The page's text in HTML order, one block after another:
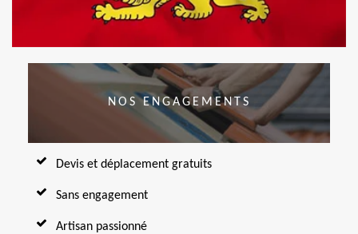
NOS ENGAGEMENTS
Devis et déplacement gratuits
Sans engagement
Artisan passionné